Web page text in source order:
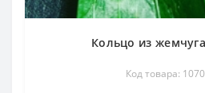
Кольцо из
Код товара: